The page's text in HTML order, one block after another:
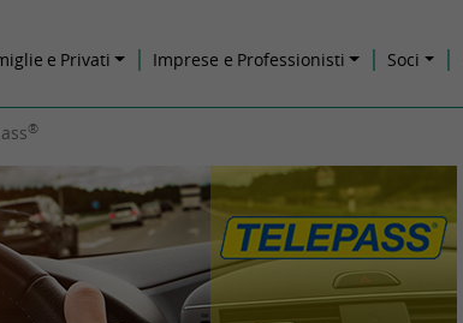
e Privati Imprese e Professionisti Soci
®